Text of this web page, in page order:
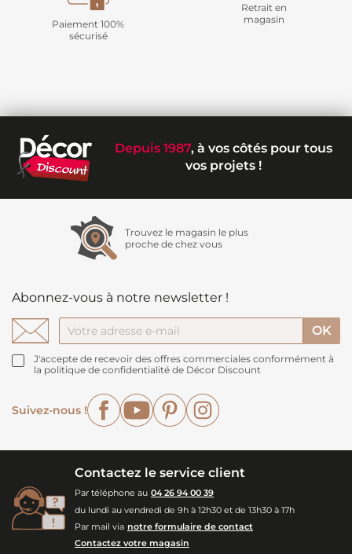
Paiement 100%
sécurisé
Retrait en
magasin
Depuis 1987, à vos côtés pour tous
vos projets !
Trouvez le magasin le plus
proche de chez vous
Abonnez-vous à notre newsletter !
J'accepte de recevoir des offres commerciales conformément à
la politique de confidentialité de Décor Discount
Suivez-nous !
FacebookYouTubePinterest
Contactez le service client
Par téléphone au 04 26 94 00 39
du lundi au vendredi de 9h à 12h30 et de 13h30 à 17h
Par mail via notre formulaire de contact
Contactez votre magasin